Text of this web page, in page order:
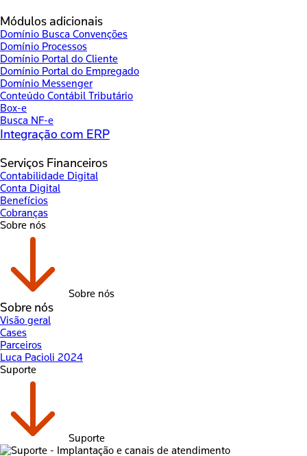
Módulos adicionais
Domínio Busca Convenções
Domínio Processos
Domínio Portal do Cliente
Domínio Portal do Empregado
Domínio Messenger
Conteúdo Contábil Tributário
Box-e
Busca NF-e
Integração com ERP
Serviços Financeiros
Contabilidade Digital
Conta Digital
Benefícios
Cobranças
Sobre nós
Sobre nós
Sobre nós
Visão geral
Cases
Parceiros
Luca Pacioli 2024
Suporte
Suporte